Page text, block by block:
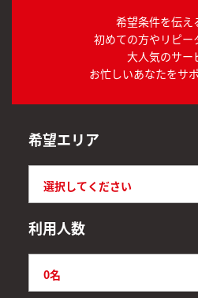
希望条件を伝え
初めての方やリピー
大人気のサー
お忙しいあなたをサ
希望エリア
利用人数